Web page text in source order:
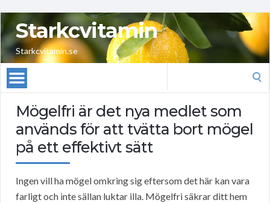
Starkcvitamin
Starkcvitamin.se
Mögelfri är det nya medlet som
används för att tvätta bort mögel
på ett effektivt sätt
Ingen vill ha mögel omkring sig eftersom det här kan vara
farligt och inte sällan luktar illa. Mögelfri säkrar ditt hem